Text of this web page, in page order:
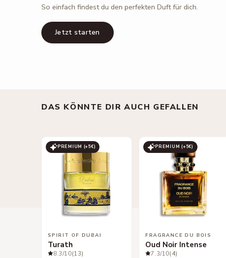
So einfach findest du den perfekten Duft für dich.
Jetzt starten
DAS KÖNNTE DIR AUCH GEFALLEN
PREMIUM (+5€)
SPIRIT OF DUBAI
Turath
8.3/10(13)
PREMIUM (+5€)
FRAGRANCE DU BOIS
Oud Noir Intense
7.3/10(4)